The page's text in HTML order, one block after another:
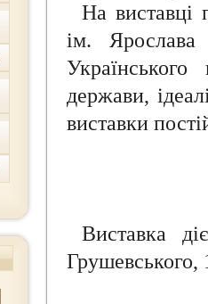
На виставці
ім. Ярослава
держави,
виставки
Виставка
Грушевського,